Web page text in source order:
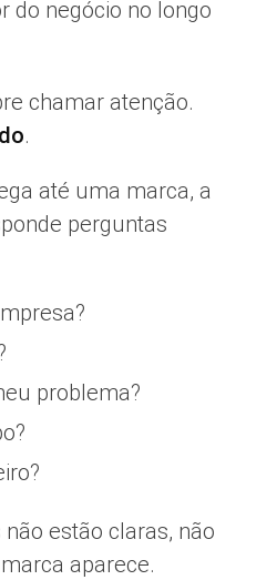
do negócio no longo
chamar atenção.
.
até uma marca, a
perguntas
problema?
estão claras, não
aparece.